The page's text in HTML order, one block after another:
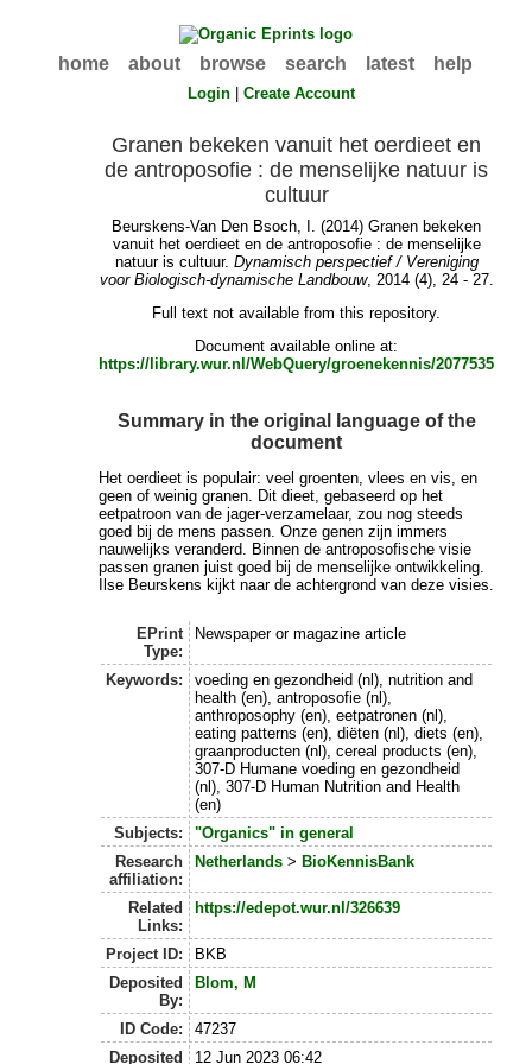
home about browse search latest help
Login |Create Account
Granen bekeken vanuit het oerdieet en
de antroposofie : de menselijke natuur is
cultuur
Beurskens-Van Den Bsoch, I. (2014) Granen bekeken
vanuit het oerdieet en de antroposofie : de menselijke
natuur is cultuur. Dynamisch perspectief / Vereniging
voor Biologisch-dynamische Landbouw, 2014 (4), 24 - 27.
Full text not available from this repository.
Document available online at:
https://library.wur.nl/WebQuery/groenekennis/2077535
Summary in the original language of the
document
Het oerdieet is populair: veel groenten, vlees en vis, en
geen of weinig granen. Dit dieet, gebaseerd op het
eetpatroon van de jager-verzamelaar, zou nog steeds
goed bij de mens passen. Onze genen zijn immers
nauwelijks veranderd. Binnen de antroposofische visie
passen granen juist goed bij de menselijke ontwikkeling.
Ilse Beurskens kijkt naar de achtergrond van deze visies.
EPrint
Type:
Newspaper or magazine article
Keywords:
voeding en gezondheid (nl), nutrition and
health (en), antroposofie (nl),
anthroposophy (en), eetpatronen (nl),
eating patterns (en), diëten (nl), diets (en),
graanproducten (nl), cereal products (en),
307-D Humane voeding en gezondheid
(nl), 307-D Human Nutrition and Health
(en)
Subjects:
"Organics" in general
Research
affiliation:
Netherlands> BioKennisBank
Related
Links:
https://edepot.wur.nl/326639
Project ID:
BKB
Deposited
By:
Blom, M
ID Code:
47237
Deposited
12 Jun 2023 06:42